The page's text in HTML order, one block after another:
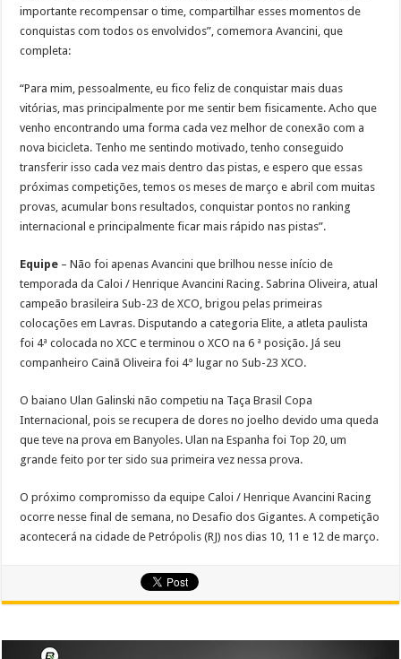
importante recompensar o time, compartilhar esses momentos de
conquistas com todos os envolvidos”, comemora Avancini, que
completa:
“Para mim, pessoalmente, eu fico feliz de conquistar mais duas
vitórias, mas principalmente por me sentir bem fisicamente. Acho que
venho encontrando uma forma cada vez melhor de conexão com a
nova bicicleta. Tenho me sentindo motivado, tenho conseguido
transferir isso cada vez mais dentro das pistas, e espero que essas
próximas competições, temos os meses de março e abril com muitas
provas, acumular bons resultados, conquistar pontos no ranking
internacional e principalmente ficar mais rápido nas pistas”.
Equipe – Não foi apenas Avancini que brilhou nesse início de
temporada da Caloi / Henrique Avancini Racing. Sabrina Oliveira, atual
campeão brasileira Sub-23 de XCO, brigou pelas primeiras
colocações em Lavras. Disputando a categoria Elite, a atleta paulista
foi 4ª colocada no XCC e terminou o XCO na 6 ª posição. Já seu
companheiro Cainã Oliveira foi 4° lugar no Sub-23 XCO.
O baiano Ulan Galinski não competiu na Taça Brasil Copa
Internacional, pois se recupera de dores no joelho devido uma queda
que teve na prova em Banyoles. Ulan na Espanha foi Top 20, um
grande feito por ter sido sua primeira vez nessa prova.
O próximo compromisso da equipe Caloi / Henrique Avancini Racing
ocorre nesse final de semana, no Desafio dos Gigantes. A competição
acontecerá na cidade de Petrópolis (RJ) nos dias 10, 11 e 12 de março.